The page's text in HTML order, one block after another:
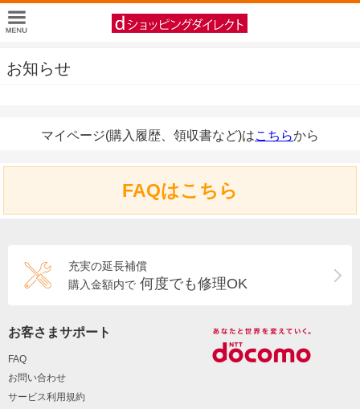
お知らせ
マイページ(購入履歴、領収書など)はこちらから
FAQはこちら
充実の延長補償
購入金額内で 何度でも修理OK
お客さまサポート
FAQ
お問い合わせ
サービス利用規約